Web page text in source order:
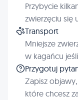
Przybycie
zwierzęciu się
Transport
Mniejsze
w kagańcu
Przygotuj
Zapisz
które chcesz